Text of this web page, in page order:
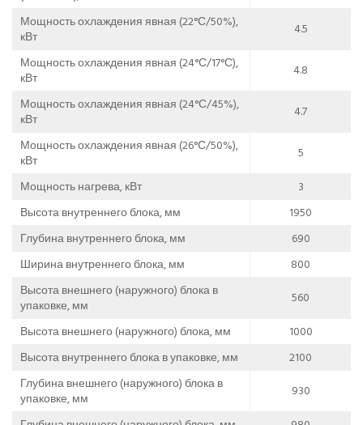
Мощность охлаждения явная (22°С/50%),
кВт
4.5
Мощность охлаждения явная (24°С/17°С),
кВт
4.8
Мощность охлаждения явная (24°С/45%),
кВт
4.7
Мощность охлаждения явная (26°С/50%),
кВт
5
Мощность нагрева, кВт
3
Высота внутреннего блока, мм
1950
Глубина внутреннего блока, мм
690
Ширина внутреннего блока, мм
800
Высота внешнего (наружного) блока в
упаковке, мм
560
Высота внешнего (наружного) блока, мм
1000
Высота внутреннего блока в упаковке, мм
2100
Глубина внешнего (наружного) блока в
упаковке, мм
930